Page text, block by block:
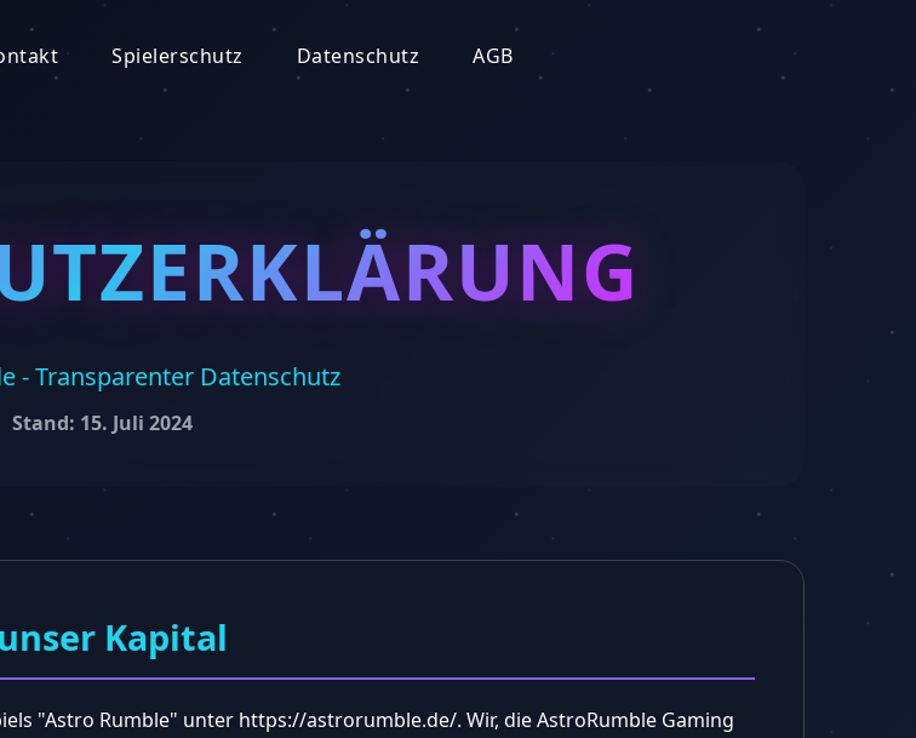
Spielerschutz Datenschutz AGB
- Transparenter Datenschutz
Stand: 15. Juli 2024
Kapital
"Astro Rumble" unter https://astrorumble.de/. Wir, die AstroRumble Gaming